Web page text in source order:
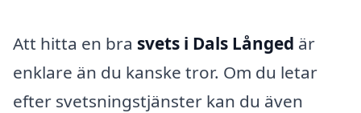
Att hitta en bra svets i Dals Långed är
enklare än du kanske tror. Om du letar
efter svetsningstjänster kan du även